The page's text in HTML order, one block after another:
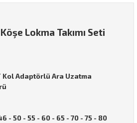
Lokma Takımı Seti
Kol Adaptörlü Ara Uzatma
- 50 - 55 - 60 - 65 - 70 - 75 - 80